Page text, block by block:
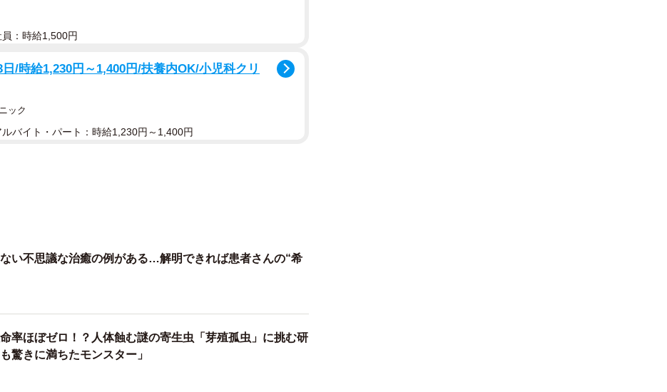
：時給1,500円
/時給1,230円～1,400円/扶養内OK/小児科クリ
ック
ルバイト・パート：時給1,230円～1,400円
い不思議な治癒の例がある…解明できれば患者さんの“希
率ほぼゼロ！？人体蝕む謎の寄生虫「芽殖孤虫」に挑む研
驚きに満ちたモンスター」